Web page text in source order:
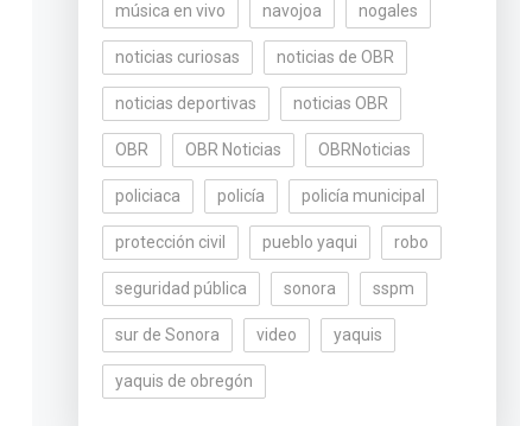
música en vivo navojoa nogales
noticias curiosas noticias de OBR
noticias deportivas noticias OBR
OBR OBR Noticias OBRNoticias
policiaca policía policía municipal
protección civil pueblo yaqui robo
seguridad pública sonora sspm
sur de Sonora video yaquis
yaquis de obregón